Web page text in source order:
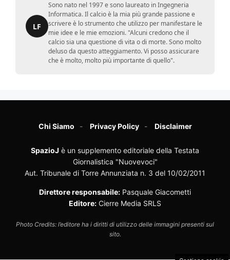
LF
Sono nato nel 1997 e sono laureato in Ingegneria
Informatica. Il calcio è la mia più grande passione e
scrivere è lo strumento che utilizzo per manifestare le
mie idee e le mie emozioni. "Alcuni credono che il
calcio sia una questione di vita o di morte. Sono molto
deluso da questo atteggiamento. Vi posso assicurare
che è molto, molto più importante di quello".
Chi Siamo Privacy Policy Disclaimer
SpazioJ è un supplemento editoriale della Testata
Giornalistica "Nuovevoci"
Aut. Tribunale di Torre Annunziata n. 3 del 10/02/2011
Direttore responsabile: Pasquale Giacometti
Editore: Cierre Media SRLS
Photo Credits: l’editore ha i diritti di utilizzo delle immagini presenti sul
sito.